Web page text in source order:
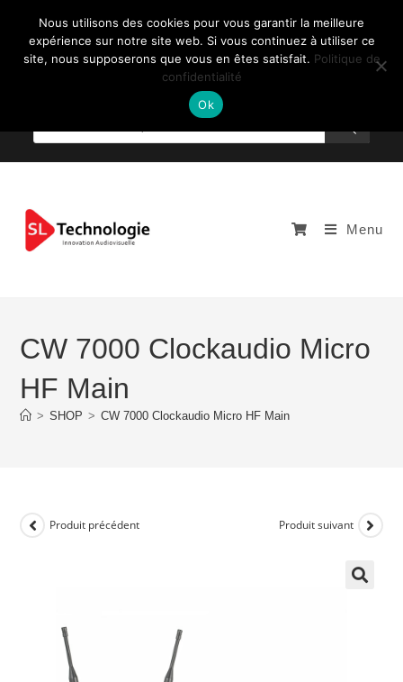
Menu
CW 7000 Clockaudio Micro
HF Main
> SHOP > CW 7000 Clockaudio Micro HF Main
Produit précédent Produit suivant
Nous utilisons des cookies pour vous garantir la meilleure
expérience sur notre site web. Si vous continuez à utiliser ce
site, nous supposerons que vous en êtes satisfait. Politique de
confidentialité
Ok